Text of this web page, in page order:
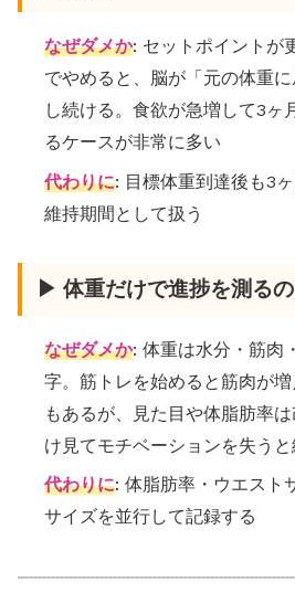
なぜダメか: セットポイントが
でやめると、脳が「元の体重
し続ける。食欲が急増して3ヶ
るケースが非常に多い
代わりに: 目標体重到達後も3
維持期間として扱う
▶ 体重だけで進捗を測る
なぜダメか: 体重は水分・筋肉
字。筋トレを始めると筋肉が
もあるが、見た目や体脂肪率
け見てモチベーションを失う
代わりに: 体脂肪率・ウエスト
サイズを並行して記録する